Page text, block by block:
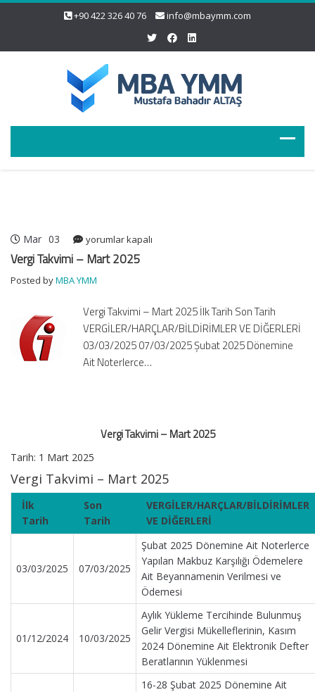
+90 422 326 40 76 info@mbaymm.com
Mar 03
Vergi
Takvimi
Mart
için
yorumlar kapalı
Vergi Takvimi – Mart 2025
Posted byMBA YMM
Vergi Takvimi – Mart 2025 İlk Tarih Son Tarih
VERGİLER/HARÇLAR/BİLDİRİMLER VE DİĞERLERİ
03/03/2025 07/03/2025 Şubat 2025 Dönemine
Ait Noterlerce…
Vergi Takvimi – Mart 2025
Tarih: 1 Mart 2025
Vergi Takvimi – Mart 2025
İlk
Tarih
Son
Tarih
VERGİLER/HARÇLAR/BİLDİRİMLER
VE DİĞERLERİ
03/03/2025 07/03/2025
Şubat 2025 Dönemine Ait Noterlerce
Yapılan Makbuz Karşılığı Ödemelere
Ait Beyannamenin Verilmesi ve
Ödemesi
01/12/2024 10/03/2025
Aylık Yükleme Tercihinde Bulunmuş
Gelir Vergisi Mükelleflerinin, Kasım
2024 Dönemine Ait Elektronik Defter
Beratlarının Yüklenmesi
16-28 Şubat 2025 Dönemine Ait